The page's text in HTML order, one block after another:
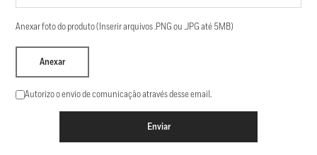
Anexar foto do produto (Inserir arquivos .PNG ou .JPG até 5MB)
Anexar
Autorizo o envio de comunicação através desse email.
Enviar